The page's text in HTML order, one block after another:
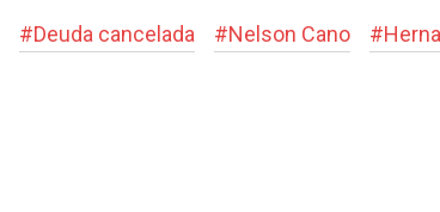
#Deuda cancelada #Nelson Cano #